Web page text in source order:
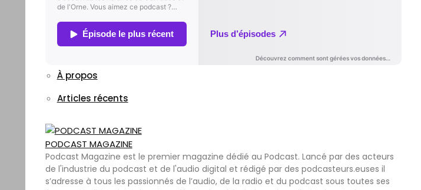
À propos
Articles récents
PODCAST MAGAZINE
Podcast Magazine est le premier magazine dédié au Podcast. Lancé par des acteurs
de l'industrie du podcast et de l'audio digital et rédigé par des podcasteurs.euses il
s’adresse à tous les passionnés de l’audio, de la radio et du podcast sous toutes ses